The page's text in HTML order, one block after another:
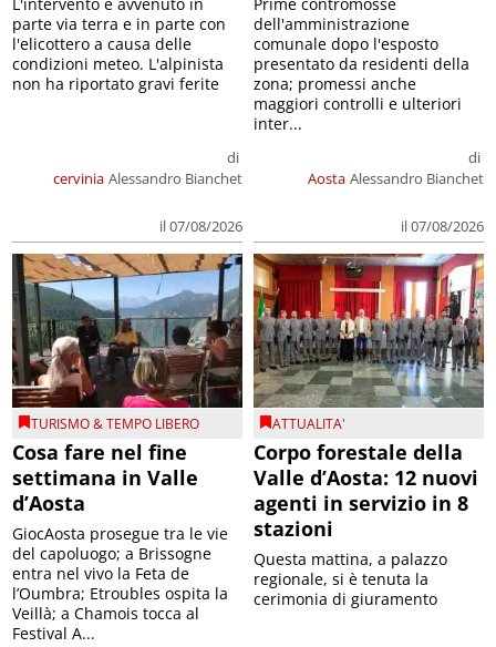
cervinia
di
Alessandro Bianchet
il 07/08/2026
parte via terra e in parte con
l'elicottero a causa delle
condizioni meteo. L'alpinista
non ha riportato gravi ferite
Aosta
di
Alessandro Bianchet
il 07/08/2026
dell'amministrazione
comunale dopo l'esposto
presentato da residenti della
zona; promessi anche
maggiori controlli e ulteriori
inter...
TURISMO & TEMPO LIBERO
Cosa fare nel fine
settimana in Valle
d’Aosta
GiocAosta prosegue tra le vie
del capoluogo; a Brissogne
entra nel vivo la Feta de
l’Oumbra; Etroubles ospita la
Veillà; a Chamois tocca al
Festival A...
ATTUALITA'
Corpo forestale della
Valle d’Aosta: 12 nuovi
agenti in servizio in 8
stazioni
Questa mattina, a palazzo
regionale, si è tenuta la
cerimonia di giuramento